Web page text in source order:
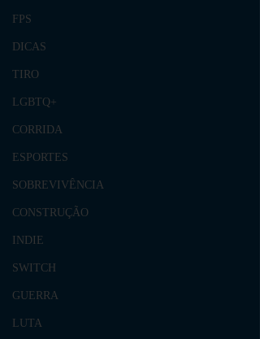
FPS
DICAS
TIRO
LGBTQ+
CORRIDA
ESPORTES
SOBREVIVÊNCIA
CONSTRUÇÃO
INDIE
SWITCH
GUERRA
LUTA